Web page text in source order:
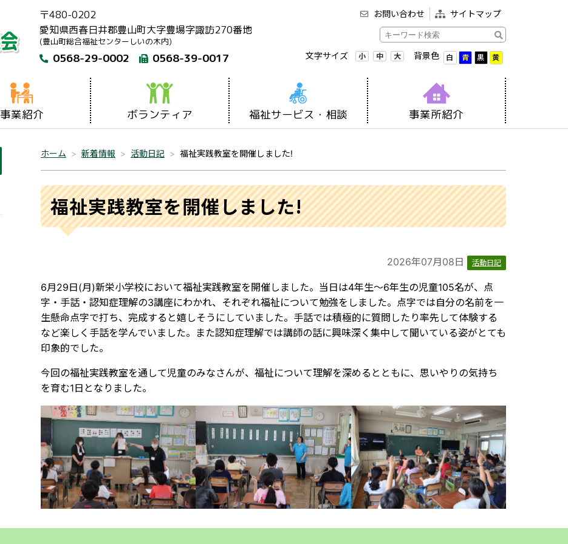
〒480-0202
愛知県西春日井郡豊山町大字豊場字諏訪270番地
(豊山町総合福祉センターしいの木内)
0568-29-0002 0568-39-0017
お問い合わせ サイトマップ
文字サイズ 小 中 大 背景色 白 青 黒 黄
事業紹介 ボランティア 福祉サービス・相談 事業所紹介
ホーム 新着情報 活動日記 福祉実践教室を開催しました!
福祉実践教室を開催しました!
2026年07月08日 活動日記
6月29日(月)新栄小学校において福祉実践教室を開催しました。当日は4年生～6年生の児童105名が、点
字・手話・認知症理解の3講座にわかれ、それぞれ福祉について勉強をしました。点字では自分の名前を一
生懸命点字で打ち、完成すると嬉しそうにしていました。手話では積極的に質問したり率先して体験する
など楽しく手話を学んでいました。また認知症理解では講師の話に興味深く集中して聞いている姿がとても
印象的でした。
今回の福祉実践教室を通して児童のみなさんが、福祉について理解を深めるとともに、思いやりの気持ち
を育む1日となりました。